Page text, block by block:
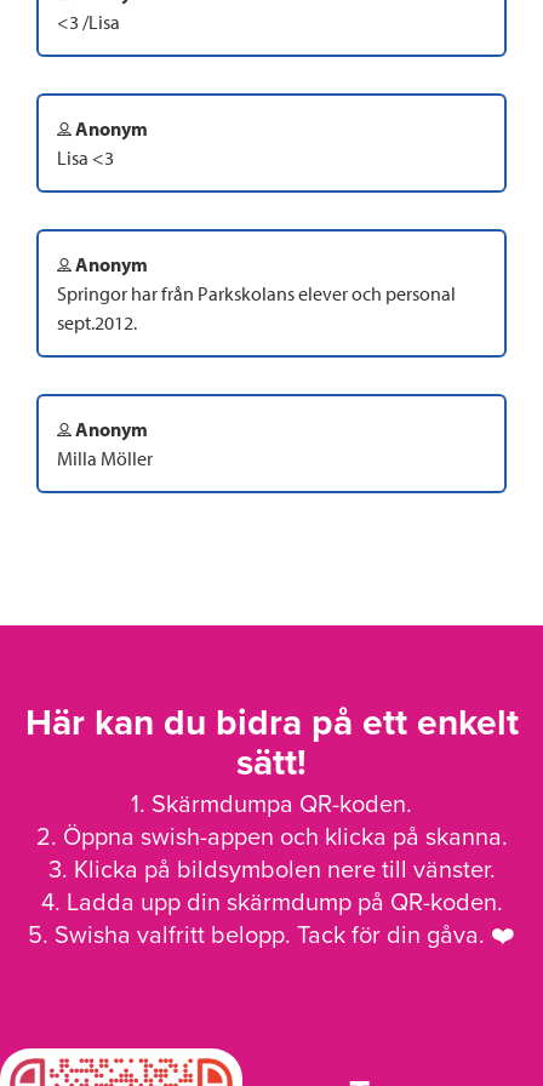
<3 /Lisa
Anonym
Lisa <3
Anonym
Springor har från Parkskolans elever och personal
sept.2012.
Anonym
Milla Möller
Här kan du bidra på ett enkelt
sätt!
1. Skärmdumpa QR-koden.
2. Öppna swish-appen och klicka på skanna.
3. Klicka på bildsymbolen nere till vänster.
4. Ladda upp din skärmdump på QR-koden.
5. Swisha valfritt belopp. Tack för din gåva. ❤️